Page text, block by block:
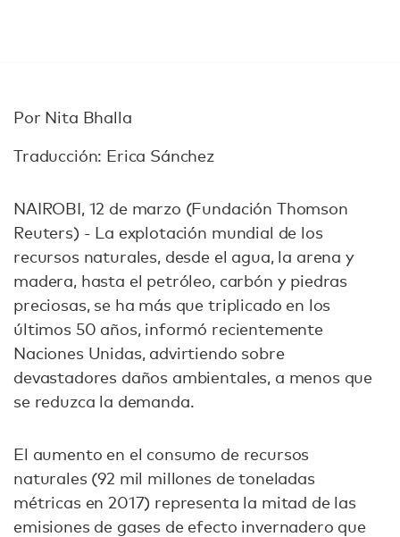
Por Nita Bhalla
Traducción: Erica Sánchez
NAIROBI, 12 de marzo (Fundación Thomson
Reuters) - La explotación mundial de los
recursos naturales, desde el agua, la arena y
madera, hasta el petróleo, carbón y piedras
preciosas, se ha más que triplicado en los
últimos 50 años, informó recientemente
Naciones Unidas, advirtiendo sobre
devastadores daños ambientales, a menos que
se reduzca la demanda.
El aumento en el consumo de recursos
naturales (92 mil millones de toneladas
métricas en 2017) representa la mitad de las
emisiones de gases de efecto invernadero que